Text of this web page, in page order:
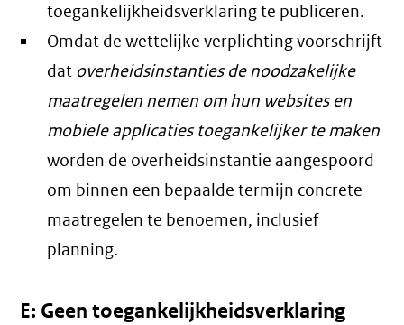
toegankelijkheidsverklaring te publiceren.
Omdat de wettelijke verplichting voorschrijft
dat overheidsinstanties de noodzakelijke
maatregelen nemen om hun websites en
mobiele applicaties toegankelijker te maken
worden de overheidsinstantie aangespoord
om binnen een bepaalde termijn concrete
maatregelen te benoemen, inclusief
planning.
E: Geen toegankelijkheidsverklaring